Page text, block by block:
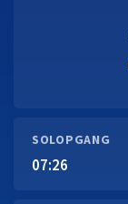
SOLOPGANG
07:26